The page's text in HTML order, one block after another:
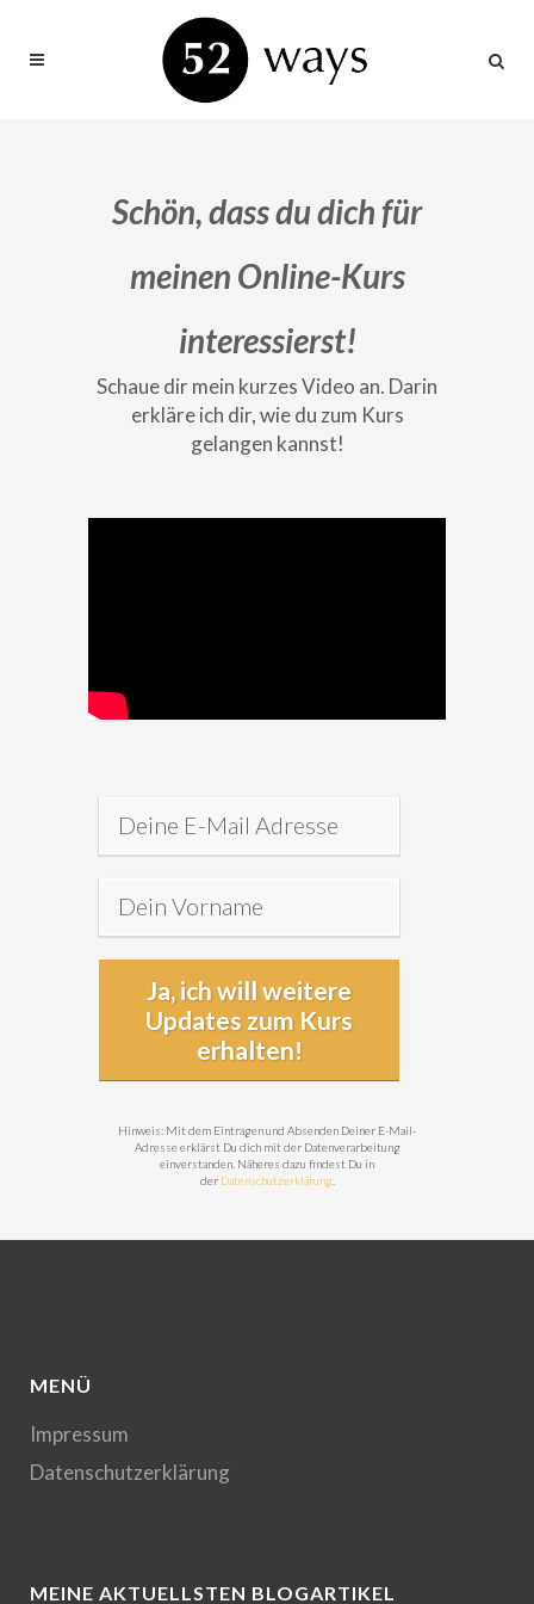
Schön, dass du dich für
meinen Online-Kurs
interessierst!
Schaue dir mein kurzes Video an. Darin
erkläre ich dir, wie du zum Kurs
gelangen kannst!
Ja, ich will weitere
Updates zum Kurs
erhalten!
Hinweis: Mit dem Eintragen und Absenden Deiner E-Mail-
Adresse erklärst Du dich mit der Datenverarbeitung
einverstanden. Näheres dazu findest Du in
der Datenschutzerklärung.
MENÜ
Impressum
Datenschutzerklärung
MEINE AKTUELLSTEN BLOGARTIKEL